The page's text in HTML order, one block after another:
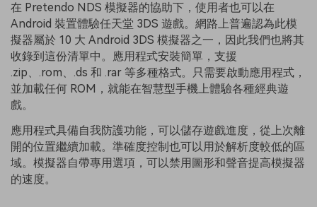
在 Pretendo NDS 模擬器的協助下，使用者也可以在
Android 裝置體驗任天堂 3DS 遊戲。網路上普遍認為此模
擬器屬於 10 大 Android 3DS 模擬器之一，因此我們也將其
收錄到這份清單中。應用程式安裝簡單，支援
.zip、.rom、.ds 和 .rar 等多種格式。只需要啟動應用程式，
並加載任何 ROM，就能在智慧型手機上體驗各種經典遊
戲。
應用程式具備自我防護功能，可以儲存遊戲進度，從上次離
開的位置繼續加載。準確度控制也可以用於解析度較低的區
域。模擬器自帶專用選項，可以禁用圖形和聲音提高模擬器
的速度。